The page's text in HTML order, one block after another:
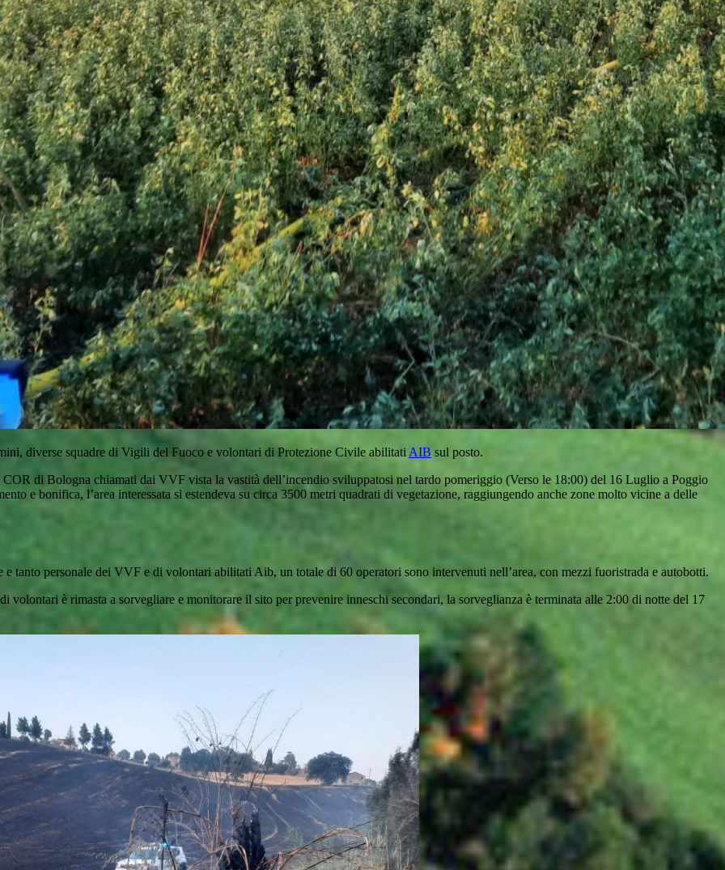
diverse squadre di Vigili del Fuoco e volontari di Protezione Civile abilitati AIB sul posto.
di Bologna chiamati dai VVF vista la vastità dell’incendio sviluppatosi nel tardo pomeriggio (Verso le 18:00) del 16 Luglio a Poggio
e bonifica, l’area interessata si estendeva su circa 3500 metri quadrati di vegetazione, raggiungendo anche zone molto vicine a delle
tanto personale dei VVF e di volontari abilitati Aib, un totale di 60 operatori sono intervenuti nell’area, con mezzi fuoristrada e autobotti.
volontari è rimasta a sorvegliare e monitorare il sito per prevenire inneschi secondari, la sorveglianza è terminata alle 2:00 di notte del 17